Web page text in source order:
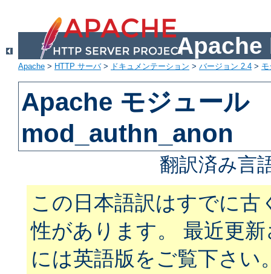
Apache
Apache > HTTP サーバ> ドキュメンテーション > バージョン 2.4 >
Apache モジュール
mod_authn_anon
翻訳済み言
この日本語訳はすでに古
性があります。 最近更
には英語版をご覧下さい